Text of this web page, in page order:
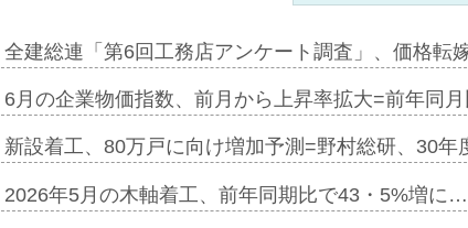
全建総連「第6回工務店アンケート調査」、価格転
6月の企業物価指数、前月から上昇率拡大=前年同
新設着工、80万戸に向け増加予測=野村総研、30
2026年5月の木軸着工、前年同期比で43・5%増に…